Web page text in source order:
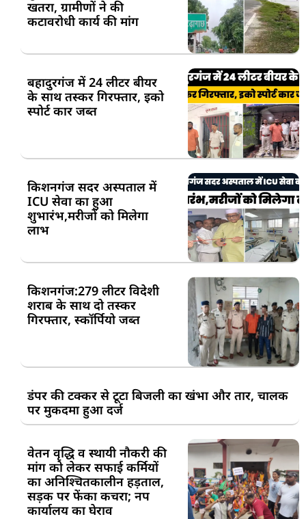
खतरा, ग्रामीणों ने की
कटावरोधी कार्य की मांग
बहादुरगंज में 24 लीटर बीयर
के साथ तस्कर गिरफ्तार, इको
स्पोर्ट कार जब्त
किशनगंज सदर अस्पताल में
ICU सेवा का हुआ
शुभारंभ,मरीजों को मिलेगा
लाभ
किशनगंज:279 लीटर विदेशी
शराब के साथ दो तस्कर
गिरफ्तार, स्कॉर्पियो जब्त
डंपर की टक्कर से टूटा बिजली का खंभा और तार, चालक
पर मुकदमा हुआ दर्ज
वेतन वृद्धि व स्थायी नौकरी की
मांग को लेकर सफाई कर्मियों
का अनिश्चितकालीन हड़ताल,
सड़क पर फेंका कचरा; नप
कार्यालय का घेराव